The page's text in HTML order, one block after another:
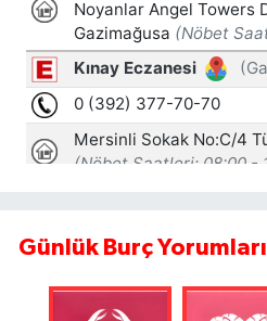
Günlük Burç Yorumları